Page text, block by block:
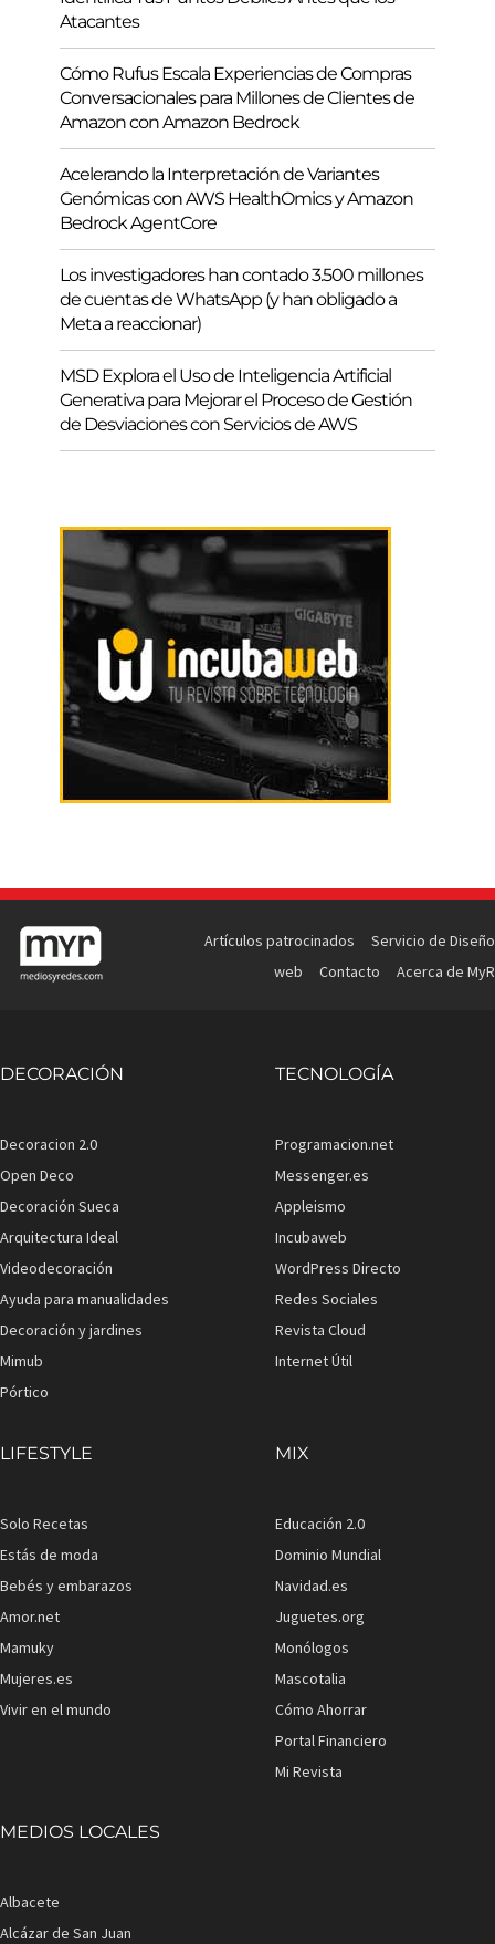
Atacantes
Cómo Rufus Escala Experiencias de Compras
Conversacionales para Millones de Clientes de
Amazon con Amazon Bedrock
Acelerando la Interpretación de Variantes
Genómicas con AWS HealthOmics y Amazon
Bedrock AgentCore
Los investigadores han contado 3.500 millones
de cuentas de WhatsApp (y han obligado a
Meta a reaccionar)
MSD Explora el Uso de Inteligencia Artificial
Generativa para Mejorar el Proceso de Gestión
de Desviaciones con Servicios de AWS
Artículos patrocinados
Servicio de Diseño
web
Contacto Acerca de MyR
DECORACIÓN
Decoracion 2.0
Open Deco
Decoración Sueca
Arquitectura Ideal
Videodecoración
Ayuda para manualidades
Decoración y jardines
Mimub
Pórtico
TECNOLOGÍA
Programacion.net
Messenger.es
Appleismo
Incubaweb
WordPress Directo
Redes Sociales
Revista Cloud
Internet Útil
LIFESTYLE
Solo Recetas
Estás de moda
Bebés y embarazos
Amor.net
Mamuky
Mujeres.es
Vivir en el mundo
MIX
Educación 2.0
Dominio Mundial
Navidad.es
Juguetes.org
Monólogos
Mascotalia
Cómo Ahorrar
Portal Financiero
Mi Revista
MEDIOS LOCALES
Albacete
Alcázar de San Juan